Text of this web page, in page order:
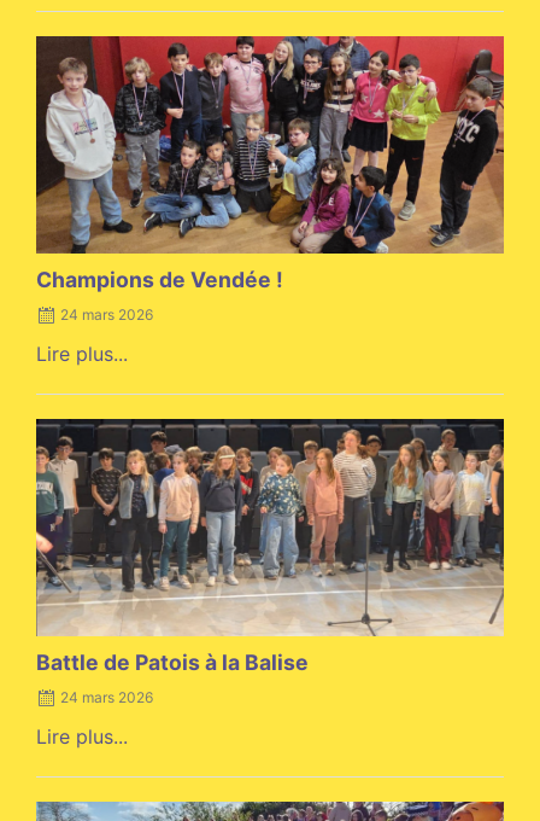
Champions de Vendée !
Posted
on
24 mars 2026
Lire plus...
Battle de Patois à la Balise
Posted
on
24 mars 2026
Lire plus...
Posted